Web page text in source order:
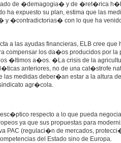
de �demagogia� y de �ret�rica
ha expuesto su plan, estima que las
y �contradictorias� con lo que ha
a las ayudas financieras, ELB cree
compensar los da�os producidos por
�ltimos a�os. �La crisis de la
anteriores, no de una cat�strofe
las medidas deber�an estar a la altura
agr�cola.
respecto a lo que pueda
ya que sus propuestas para
PAC (regulaci�n de mercados,
del Estado sino de Europa.